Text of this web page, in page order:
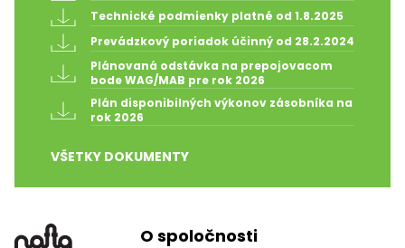
O spoločnosti
Technické podmienky platné od 1.8.2025
Prevádzkový poriadok účinný od 28.2.2024
Plánovaná odstávka na prepojovacom
bode WAG/MAB pre rok 2026
Plán disponibilných výkonov zásobníka na
rok 2026
VŠETKY DOKUMENTY